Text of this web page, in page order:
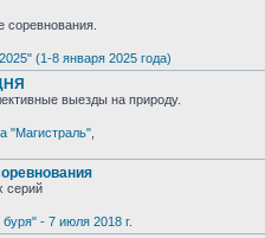
соревнования.
(1-8 января 2025 года)
выезды на природу.
"Магистраль"
серий
- 7 июля 2018 г.